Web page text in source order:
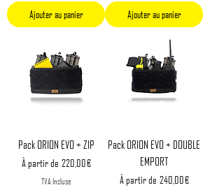
Ajouter au panier Ajouter au panier
Pack ORION EVO + ZIP
À partir de
Prix original220,00 €
Prix promotionnel
TVA Incluse
Pack ORION EVO + DOUBLE
EMPORT
À partir de
Prix original240,00 €
Prix promotionnel